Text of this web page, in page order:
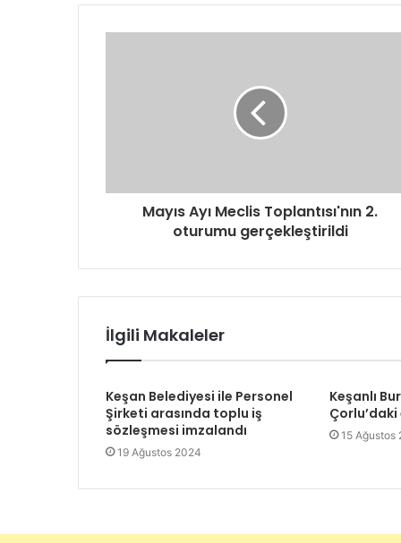
a
g
n
Mayıs Ayı Meclis Toplantısı'nın 2.
oturumu gerçekleştirildi
İlgili Makaleler
Keşan Belediyesi ile Personel
Şirketi arasında toplu iş
sözleşmesi imzalandı
19 Ağustos 2024
Keşanlı
15 Ağustos